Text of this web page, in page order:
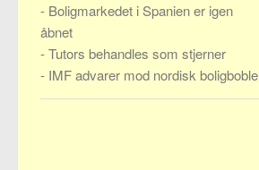
- Boligmarkedet i Spanien er igen
åbnet
-Tutors behandles som stjerner
- IMF advarer mod nordisk boligboble